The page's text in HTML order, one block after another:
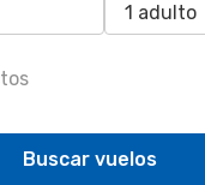
1 adulto
Buscar vuelos